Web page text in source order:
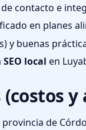
contacto e
en planes
y buenas
SEO local en
y
provincia de